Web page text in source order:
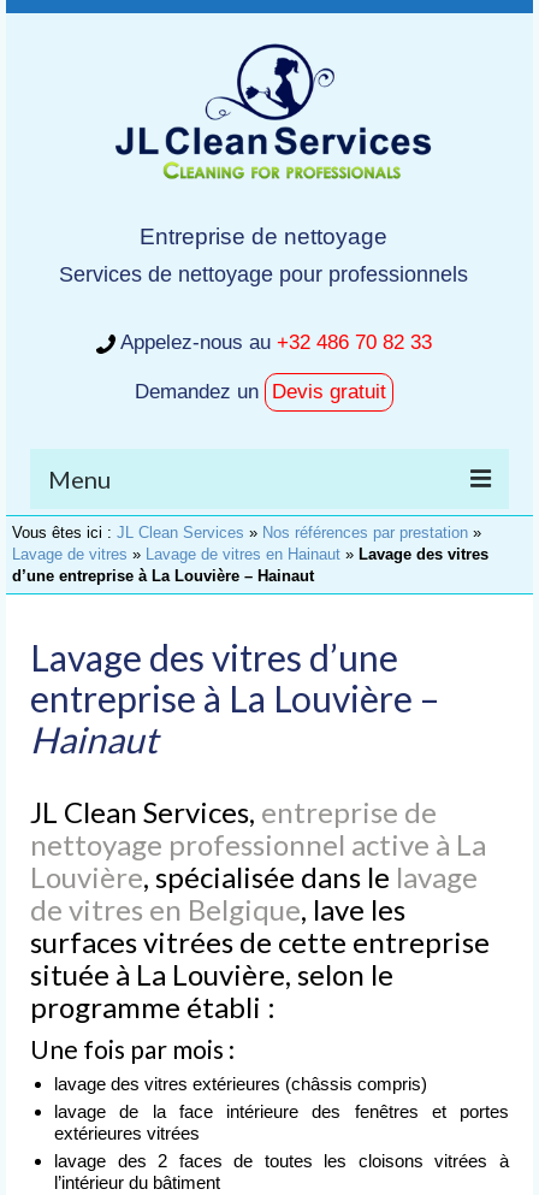
Entreprise de nettoyage
Services de nettoyage pour professionnels
Appelez-nous au +32 486 70 82 33
Demandez un Devis gratuit
Menu
Accueil
Nettoyage
Nettoyage
d’Immeubles
Nettoyage
de Commerces
Lavage
de Vitres
Nettoyages
spéciaux
Nettoyage après chantier
Nettoyage après sinistre
Nettoyage après déménagement
Nettoyage après événement
L’entreprise
de nettoyage
Vous êtes ici : JL Clean Services » Nos références par prestation »
Lavage de vitres » Lavage de vitres en Hainaut » Lavage des vitres
d’une entreprise à La Louvière – Hainaut
Lavage des vitres d’une
entreprise à La Louvière –
Hainaut
JL Clean Services, entreprise de
nettoyage professionnel active à La
Louvière, spécialisée dans le lavage
de vitres en Belgique, lave les
surfaces vitrées de cette entreprise
située à La Louvière, selon le
programme établi :
Une fois par mois :
lavage des vitres extérieures (châssis compris)
lavage de la face intérieure des fenêtres et portes
extérieures vitrées
lavage des 2 faces de toutes les cloisons vitrées à
l’intérieur du bâtiment